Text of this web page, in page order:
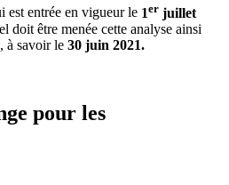
est entrée en vigueur le 1er juillet
doit être menée cette analyse ainsi
à savoir le 30 juin 2021.
pour les